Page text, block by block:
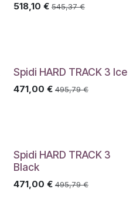
518,10 € 545,37€
Spidi HARD TRACK 3 Ice
471,00 € 495,79€
Spidi HARD TRACK 3
Black
471,00 € 495,79€